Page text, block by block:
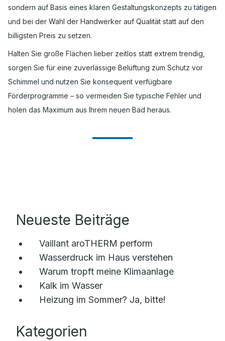
sondern auf Basis eines klaren Gestaltungskonzepts zu tätigen
und bei der Wahl der Handwerker auf Qualität statt auf den
billigsten Preis zu setzen.
Halten Sie große Flächen lieber zeitlos statt extrem trendig,
sorgen Sie für eine zuverlässige Belüftung zum Schutz vor
Schimmel und nutzen Sie konsequent verfügbare
Förderprogramme – so vermeiden Sie typische Fehler und
holen das Maximum aus Ihrem neuen Bad heraus.
Neueste Beiträge
Vaillant aroTHERM perform
Wasserdruck im Haus verstehen
Warum tropft meine Klimaanlage
Kalk im Wasser
Heizung im Sommer? Ja, bitte!
Kategorien